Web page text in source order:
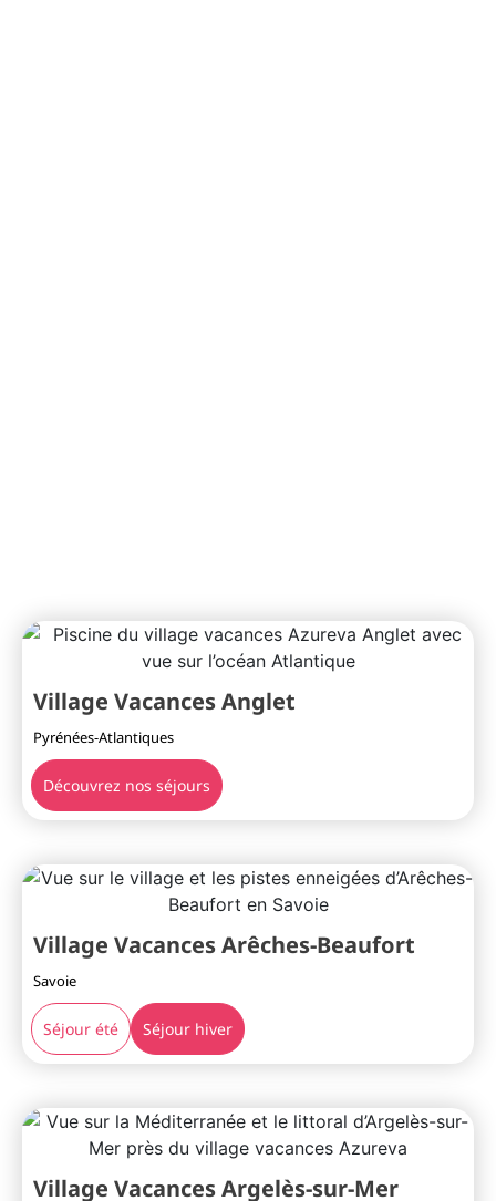
Village Vacances Anglet
Pyrénées-Atlantiques
Découvrez nos séjours
Village Vacances Arêches-Beaufort
Savoie
Séjour été Séjour hiver
Village Vacances Argelès-sur-Mer